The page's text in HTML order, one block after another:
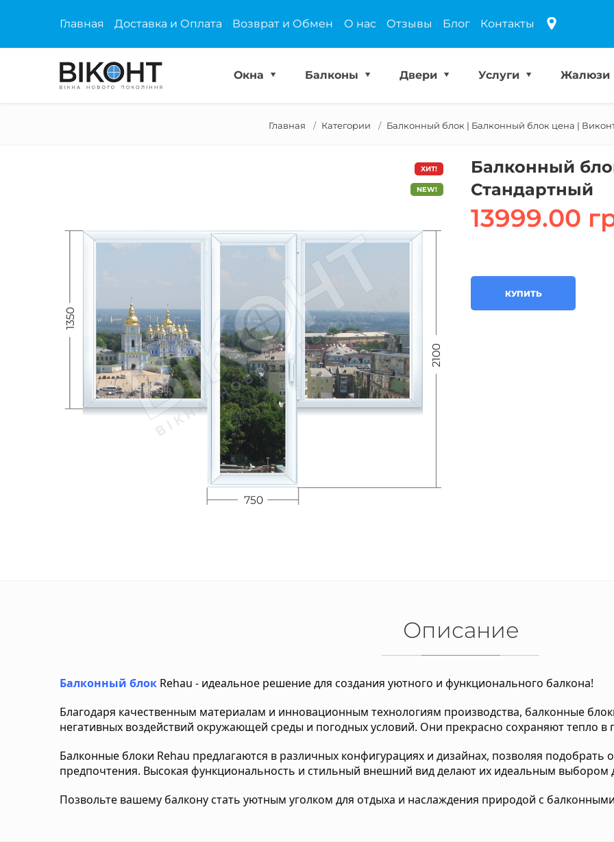
Главная Доставка и Оплата Возврат и Обмен О нас Отзывы Блог Контакты
Окна Балконы Двери Услуги Жалюзи
Главная Категории Балконный блок | Балконный блок цена |
ХИТ!
NEW!
Балконный
Стандартный
13999.00
КУПИТЬ
Описание
Балконный блок Rehau - идеальное решение для создания уютного и функционального балкона!
Благодаря качественным материалам и инновационным технологиям производства, балконные
негативных воздействий окружающей среды и погодных условий. Они прекрасно сохраняют
Балконные блоки Rehau предлагаются в различных конфигурациях и дизайнах, позволяя
предпочтения. Высокая функциональность и стильный внешний вид делают их идеальным выбором
Позвольте вашему балкону стать уютным уголком для отдыха и наслаждения природой с